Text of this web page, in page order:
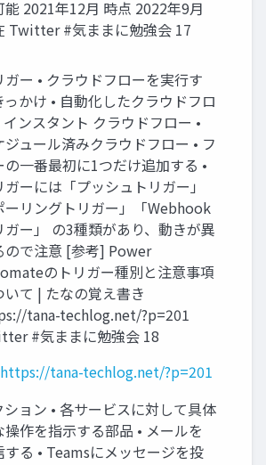
能 2021年12月 時点 2022年9月
Twitter #気ままに勉強会 17
ガー • クラウドフローを実行す
っかけ • 自動化したクラウドフロ
インスタント クラウドフロー •
ジュール済みクラウドフロー • フ
の一番最初に1つだけ追加する •
ガーには「プッシュトリガー」
ーリングトリガー」「Webhook
ガー」 の3種類があり、動きが異
ので注意 [参考] Power
のトリガー種別と注意事項
いて | たなの覚え書き
tana-techlog.net/?p=201
#気ままに勉強会 18
https://tana-techlog.net/?p=201
ション • 各サービスに対して具体
操作を指示する部品 • メールを
する • Teamsにメッセージを投